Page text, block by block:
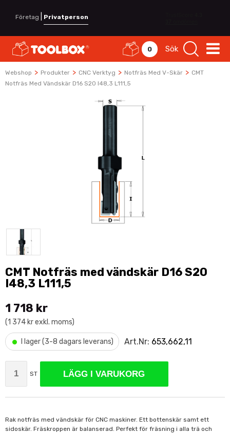
Företag Privatperson
0 Sök
Webshop > Produkter > CNC Verktyg > Notfräs Med V-Skär > CMT
Notfräs Med Vändskär D16 S20 I48,3 L111,5
CMT Notfräs med vändskär D16 S20
I48,3 L111,5
1 718 kr
(1 374 kr exkl. moms)
• I lager (3-8 dagars leverans) Art.Nr: 653,662,11
ST LÄGG I VARUKORG
Rak notfräs med vändskär för CNC maskiner. Ett bottenskär samt ett
sidoskär. Fräskroppen är balanserad. Perfekt för fräsning i alla trä och